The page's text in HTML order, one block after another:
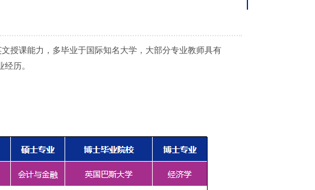
授课能力，多毕业于国际知名大学，大部分专业教师具有
历。